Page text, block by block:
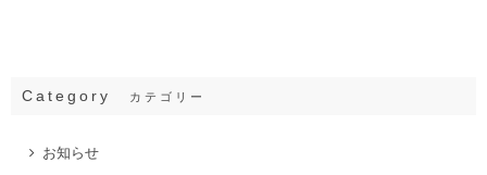
Category カテゴリー
お知らせ